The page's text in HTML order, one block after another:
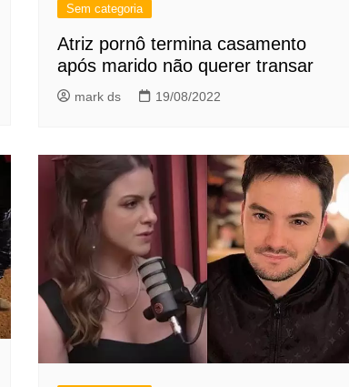
Sem categoria
Atriz pornô termina casamento
após marido não querer transar
mark ds 19/08/2022